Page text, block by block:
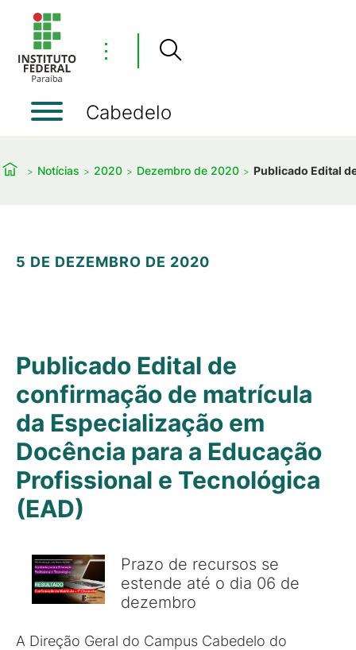
⋮
Cabedelo
Notícias 2020 Dezembro de 2020 Publicado Edital
5 DE DEZEMBRO DE 2020
Publicado Edital de
confirmação de matrícula
da Especialização em
Docência para a Educação
Profissional e Tecnológica
(EAD)
Prazo de recursos se
estende até o dia 06 de
dezembro
A Direção Geral do Campus Cabedelo do